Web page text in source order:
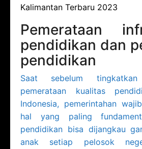
Kalimantan Terbaru 2023
Pemerataan
pendidikan dan
pendidikan
Saat sebelum
pemerataan kualitas
Indonesia, pemerintahan
hal yang paling
pendidikan bisa dijangkau
anak setiap pelosok